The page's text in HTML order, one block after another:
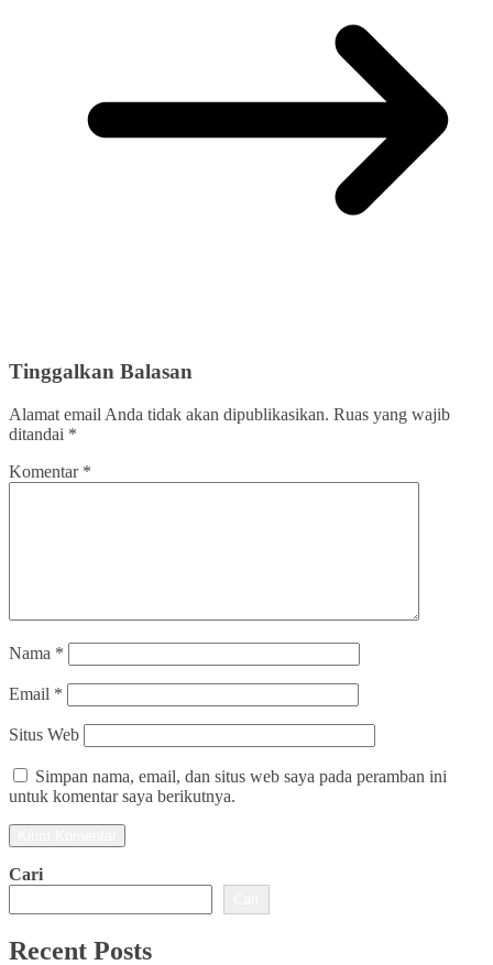
Tinggalkan Balasan
Alamat email Anda tidak akan dipublikasikan. Ruas yang wajib
ditandai *
Komentar *
Nama *
Email *
Situs Web
Simpan nama, email, dan situs web saya pada peramban ini
untuk komentar saya berikutnya.
Cari
Recent Posts